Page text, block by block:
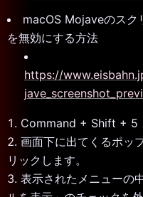
macOS Mojaveのスク
を無効にする方法
https://
Command + Shift + 5
画面下に出てくるポッ
リックします。
表示されたメニューの